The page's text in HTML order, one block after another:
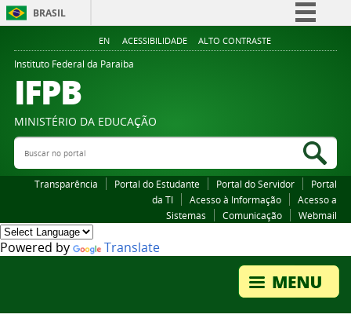
BRASIL
Simplifique!
Legislação
EN ACESSIBILIDADE ALTO CONTRASTE
Instituto Federal da Paraiba
IFPB
MINISTÉRIO DA EDUCAÇÃO
Buscar no portal
Transparência Portal do Estudante Portal do Servidor
Portal
da TI
Acesso à Informação
Acesso a
Sistemas
Comunicação Webmail
Powered by Translate